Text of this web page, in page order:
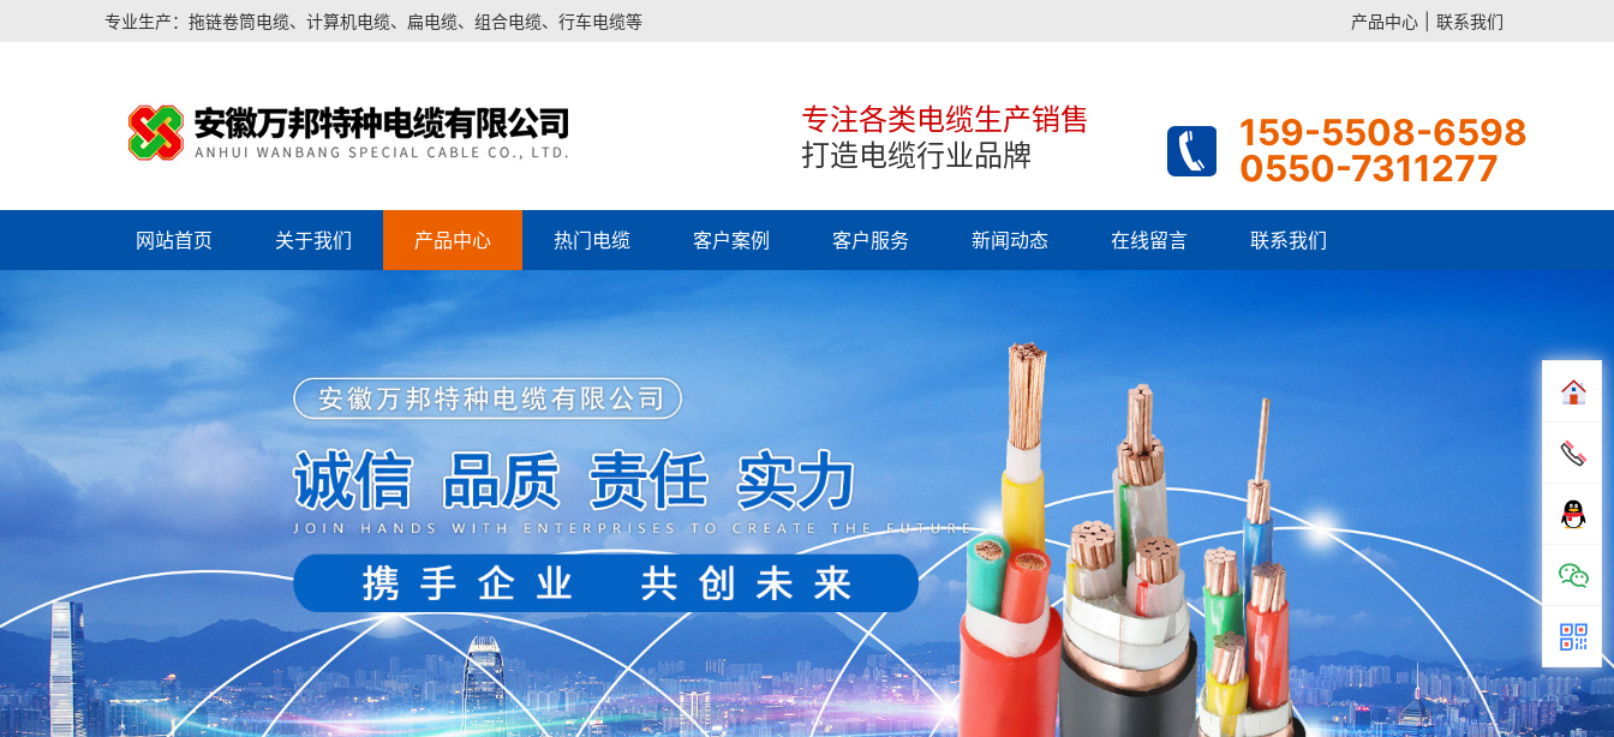
专业生产：拖链卷筒电缆、计算机电缆、扁电缆、组合电缆、行车电缆等 产品中心 联系我们
专注各类电缆生产销售
打造电缆行业品牌
159-5508-6598
0550-7311277
网站首页 关于我们 产品中心 热门电缆 客户案例 客户服务 新闻动态 在线留言 联系我们